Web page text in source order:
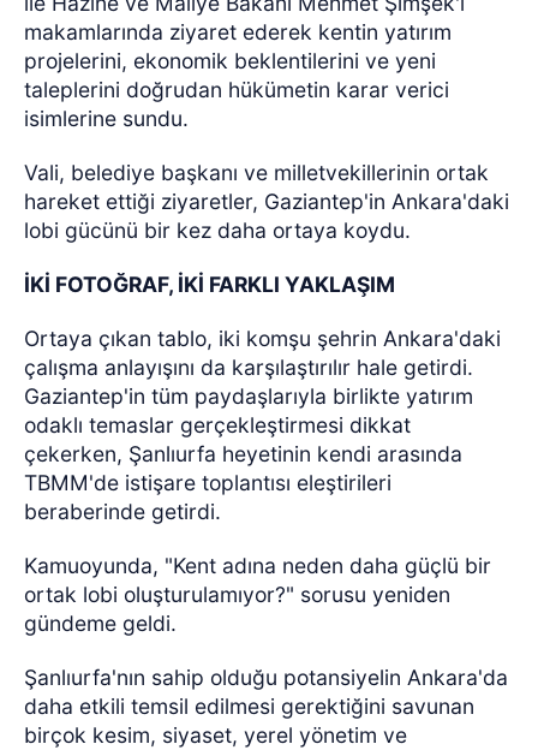
makamlarında ziyaret ederek kentin yatırım
projelerini, ekonomik beklentilerini ve yeni
taleplerini doğrudan hükümetin karar verici
isimlerine sundu.
Vali, belediye başkanı ve milletvekillerinin ortak
hareket ettiği ziyaretler, Gaziantep'in Ankara'daki
lobi gücünü bir kez daha ortaya koydu.
İKİ FOTOĞRAF, İKİ FARKLI YAKLAŞIM
Ortaya çıkan tablo, iki komşu şehrin Ankara'daki
çalışma anlayışını da karşılaştırılır hale getirdi.
Gaziantep'in tüm paydaşlarıyla birlikte yatırım
odaklı temaslar gerçekleştirmesi dikkat
çekerken, Şanlıurfa heyetinin kendi arasında
TBMM'de istişare toplantısı eleştirileri
beraberinde getirdi.
Kamuoyunda, "Kent adına neden daha güçlü bir
ortak lobi oluşturulamıyor?" sorusu yeniden
gündeme geldi.
Şanlıurfa'nın sahip olduğu potansiyelin Ankara'da
daha etkili temsil edilmesi gerektiğini savunan
birçok kesim, siyaset, yerel yönetim ve